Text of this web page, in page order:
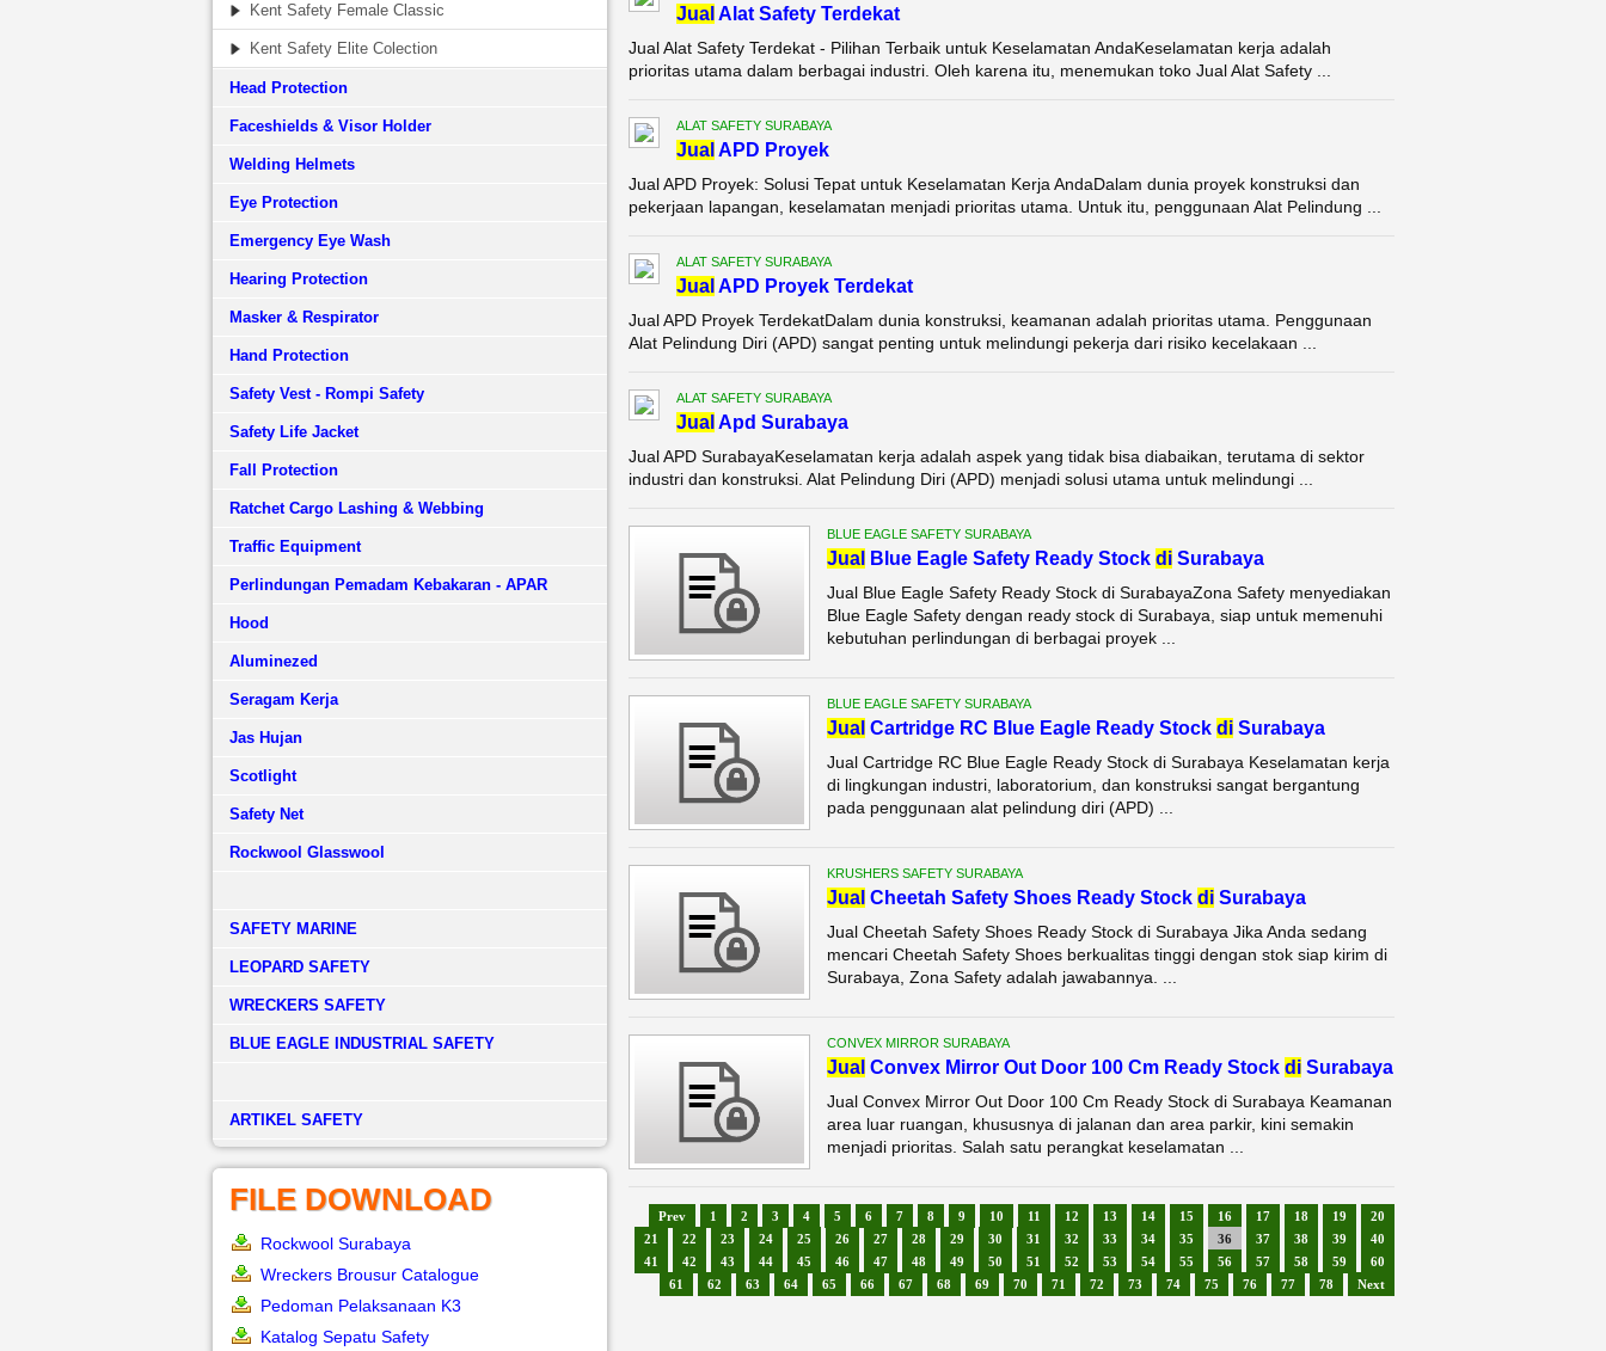
Kent Safety Female Classic
Kent Safety Elite Colection
Head Protection
Faceshields & Visor Holder
Welding Helmets
Eye Protection
Emergency Eye Wash
Hearing Protection
Masker & Respirator
Hand Protection
Safety Vest - Rompi Safety
Safety Life Jacket
Fall Protection
Ratchet Cargo Lashing & Webbing
Traffic Equipment
Perlindungan Pemadam Kebakaran - APAR
Hood
Aluminezed
Seragam Kerja
Jas Hujan
Scotlight
Safety Net
Rockwool Glasswool
SAFETY MARINE
LEOPARD SAFETY
WRECKERS SAFETY
BLUE EAGLE INDUSTRIAL SAFETY
­ARTIKEL SAFETY
FILE DOWNLOAD
Rockwool Surabaya
Wreckers Brousur Catalogue
Pedoman Pelaksanaan K3
Katalog Sepatu Safety
Jual Alat Safety Terdekat
Jual Alat Safety Terdekat - Pilihan Terbaik untuk Keselamatan AndaKeselamatan kerja adalah
prioritas utama dalam berbagai industri. Oleh karena itu, menemukan toko Jual Alat Safety ...
ALAT SAFETY SURABAYA
Jual APD Proyek
Jual APD Proyek: Solusi Tepat untuk Keselamatan Kerja AndaDalam dunia proyek konstruksi dan
pekerjaan lapangan, keselamatan menjadi prioritas utama. Untuk itu, penggunaan Alat Pelindung ...
ALAT SAFETY SURABAYA
Jual APD Proyek Terdekat
Jual APD Proyek TerdekatDalam dunia konstruksi, keamanan adalah prioritas utama. Penggunaan
Alat Pelindung Diri (APD) sangat penting untuk melindungi pekerja dari risiko kecelakaan ...
ALAT SAFETY SURABAYA
Jual Apd Surabaya
Jual APD SurabayaKeselamatan kerja adalah aspek yang tidak bisa diabaikan, terutama di sektor
industri dan konstruksi. Alat Pelindung Diri (APD) menjadi solusi utama untuk melindungi ...
BLUE EAGLE SAFETY SURABAYA
Jual Blue Eagle Safety Ready Stock diSurabaya
Jual Blue Eagle Safety Ready Stock di SurabayaZona Safety menyediakan
Blue Eagle Safety dengan ready stock di Surabaya, siap untuk memenuhi
kebutuhan perlindungan di berbagai proyek ...
BLUE EAGLE SAFETY SURABAYA
Jual Cartridge RC Blue Eagle Ready Stock diSurabaya
Jual Cartridge RC Blue Eagle Ready Stock di Surabaya Keselamatan kerja
di lingkungan industri, laboratorium, dan konstruksi sangat bergantung
pada penggunaan alat pelindung diri (APD) ...
KRUSHERS SAFETY SURABAYA
Jual Cheetah Safety Shoes Ready Stock diSurabaya
Jual Cheetah Safety Shoes Ready Stock di Surabaya Jika Anda sedang
mencari Cheetah Safety Shoes berkualitas tinggi dengan stok siap kirim di
Surabaya, Zona Safety adalah jawabannya. ...
CONVEX MIRROR SURABAYA
Jual Convex Mirror Out Door 100 Cm Ready Stock diSurabaya
Jual Convex Mirror Out Door 100 Cm Ready Stock di Surabaya Keamanan
area luar ruangan, khususnya di jalanan dan area parkir, kini semakin
menjadi prioritas. Salah satu perangkat keselamatan ...
Prev 1 2 3 4 5 6 7 8 9 10 11 12 13 14 15 16 17 18 19
20
21
22 23 24 25 26 27 28 29 30 31 32 33 34 35 36 37 38 39
40
41
42 43 44 45 46 47 48 49 50 51 52 53 54 55 56 57 58 59
60
61
62 63 64 65 66 67 68 69 70 71 72 73 74 75 76 77 78 Next